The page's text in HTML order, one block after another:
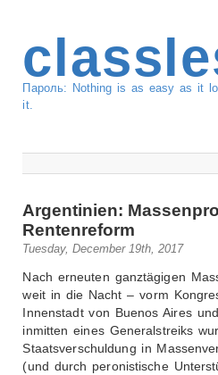
Пароль: Nothing is as easy as it
it.
Argentinien:
Rentenreform
Tuesday, December 19th, 2017
Nach erneuten ganztägigen
weit in die Nacht – vorm
Innenstadt von Buenos Aires
inmitten eines Generalstreiks
Staatsverschuldung in
(und durch peronistische